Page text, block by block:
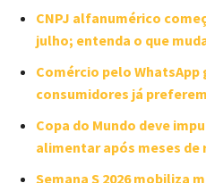
CNPJ alfanumérico
julho; entenda o que
Comércio pelo WhatsApp
consumidores já
Copa do Mundo deve
alimentar após meses de
Semana S 2026 mobiliza